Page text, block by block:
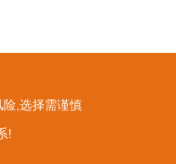
,选择需谨慎
!